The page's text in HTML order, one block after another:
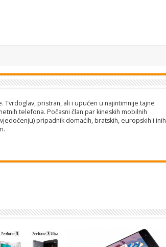
Tvrdoglav, pristran, ali i upućen u najintimnije tajne
telefona. Počasni član par kineskih mobilnih
pripadnik domaćih, bratskih, europskih i inih